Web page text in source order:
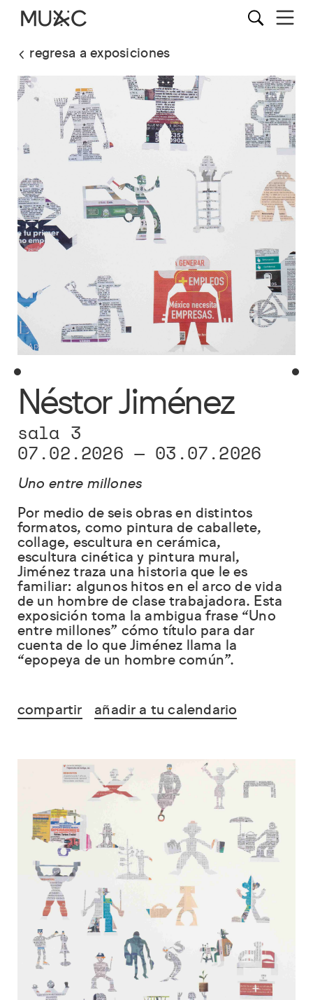
regresa a exposiciones
Néstor Jiménez
sala 3
07.02.2026
— 03.07.2026
Uno entre millones
Por medio de seis obras en distintos
formatos, como pintura de caballete,
collage, escultura en cerámica,
escultura cinética y pintura mural,
Jiménez traza una historia que le es
familiar: algunos hitos en el arco de vida
de un hombre de clase trabajadora. Esta
exposición toma la ambigua frase “Uno
entre millones” cómo título para dar
cuenta de lo que Jiménez llama la
“epopeya de un hombre común”.
compartir añadir a tu calendario